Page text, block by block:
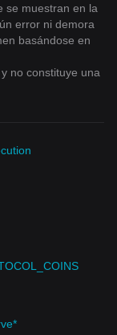
se muestran en la
error ni demora
basándose en
no constituye una